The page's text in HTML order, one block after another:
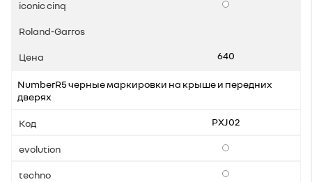
Опции
640
NumberR5 черные маркировки на крыше и передних
дверях
PXJ02
Опции
Опции